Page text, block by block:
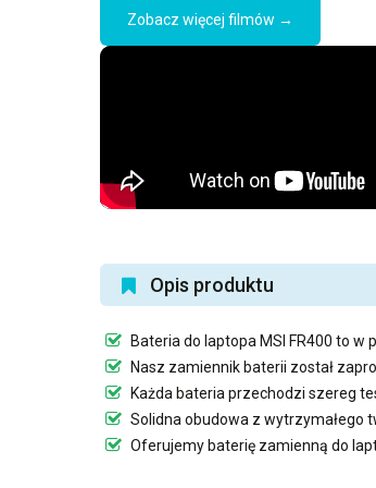
Zobacz więcej filmów →
Opis produktu
Bateria do laptopa MSI FR400 to w
Nasz zamiennik baterii został
Każda bateria przechodzi szereg
Solidna obudowa z wytrzymałego
Oferujemybaterię zamienną do